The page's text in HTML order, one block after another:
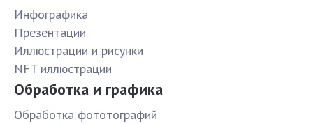
Инфографика
Презентации
Иллюстрации и рисунки
NFT иллюстрации
Обработка и графика
Обработка фототографий